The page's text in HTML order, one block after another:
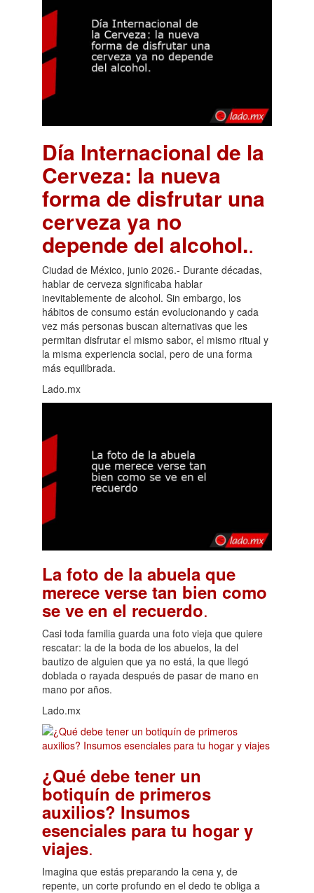
Día Internacional de la
Cerveza: la nueva
forma de disfrutar una
cerveza ya no
depende del alcohol..
Ciudad de México, junio 2026.- Durante décadas,
hablar de cerveza significaba hablar
inevitablemente de alcohol. Sin embargo, los
hábitos de consumo están evolucionando y cada
vez más personas buscan alternativas que les
permitan disfrutar el mismo sabor, el mismo ritual y
la misma experiencia social, pero de una forma
más equilibrada.
Lado.mx
La foto de la abuela que
merece verse tan bien como
se ve en el recuerdo.
Casi toda familia guarda una foto vieja que quiere
rescatar: la de la boda de los abuelos, la del
bautizo de alguien que ya no está, la que llegó
doblada o rayada después de pasar de mano en
mano por años.
Lado.mx
¿Qué debe tener un
botiquín de primeros
auxilios? Insumos
esenciales para tu hogar y
viajes.
Imagina que estás preparando la cena y, de
repente, un corte profundo en el dedo te obliga a